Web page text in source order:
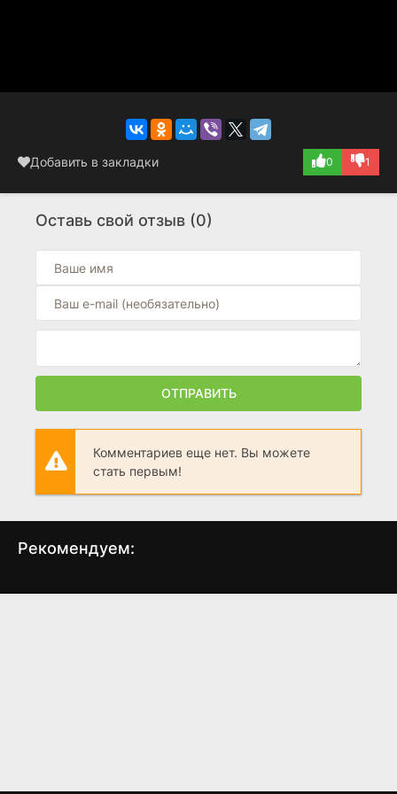
Добавить в закладки 0 1
Оставь свой отзыв (0)
ОТПРАВИТЬ
Комментариев еще нет. Вы можете
стать первым!
Рекомендуем:
Тюремное пекло 2 Сокамерники